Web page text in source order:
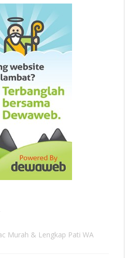
Murah & Lengkap Pati WA